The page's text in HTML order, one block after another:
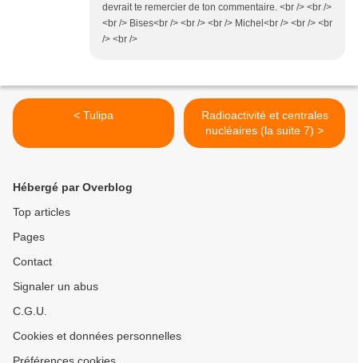
devrait te remercier de ton commentaire. <br /> <br />
<br /> Bises<br /> <br /> <br /> Michel<br /> <br /> <br
/> <br />
< Tulipa
Radioactivité et centrales
nucléaires (la suite 7) >
Hébergé par Overblog
Top articles
Pages
Contact
Signaler un abus
C.G.U.
Cookies et données personnelles
Préférences cookies